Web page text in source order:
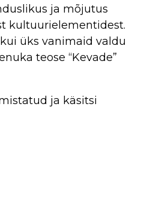
ja mõjutus
kultuurielementidest.
üks vanimaid valdu
teose “Kevade”
ja käsitsi